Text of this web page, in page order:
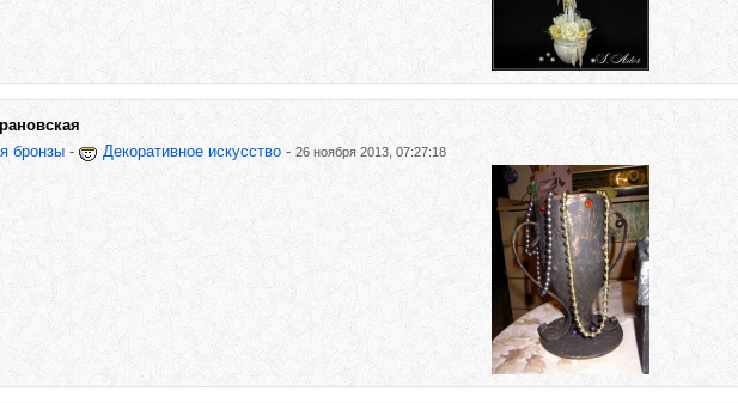
бронзы - Декоративное искусство - 26 ноября 2013, 07:27:18